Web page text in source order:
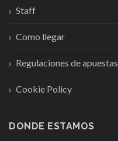
Staff
Como llegar
Regulaciones de apuestas
Cookie Policy
DONDE ESTAMOS